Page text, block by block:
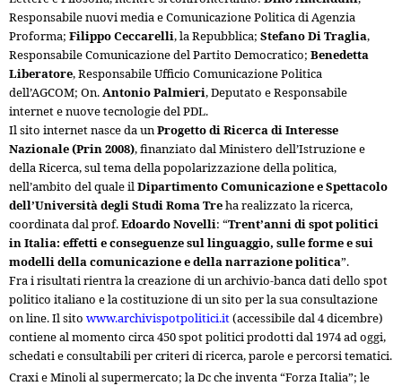
Responsabile nuovi media e Comunicazione Politica di Agenzia
Proforma; Filippo Ceccarelli, la Repubblica; Stefano Di Traglia,
Responsabile Comunicazione del Partito Democratico; Benedetta
Liberatore, Responsabile Ufficio Comunicazione Politica
dell’AGCOM; On.Antonio Palmieri, Deputato e Responsabile
internet e nuove tecnologie del PDL.
Il sito internet nasce da unProgetto di Ricerca di Interesse
Nazionale (Prin 2008), finanziato dal Ministero dell’Istruzione e
della Ricerca, sul tema della popolarizzazione della politica,
nell’ambito del quale ilDipartimento Comunicazione e Spettacolo
dell’Università degli Studi Roma Treha realizzato la ricerca,
coordinata dal prof.Edoardo Novelli: “Trent’anni di spot politici
in Italia: effetti e conseguenze sul linguaggio, sulle forme e sui
modelli della comunicazione e della narrazione politica”.
Fra i risultati rientra la creazione di un archivio-banca dati dello spot
politico italiano e la costituzione di un sito per la sua consultazione
on line. Il sito www.archivispotpolitici.it(accessibile dal 4 dicembre)
contiene al momento circa 450 spot politici prodotti dal 1974 ad oggi,
schedati e consultabili per criteri di ricerca, parole e percorsi tematici.
Craxi e Minoli al supermercato; la Dc che inventa “Forza Italia”; le